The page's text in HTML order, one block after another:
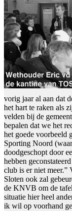
vorig jaar al aan dat
het hart te raken als
velden bij de
bepalen dat we het
het goede voorbeeld
Sporting Noord
doodgeschopt door
hebben
club is er niet
Sloten ook zal
de KNVB om de
situatie hier heel
ik wil op voorhand